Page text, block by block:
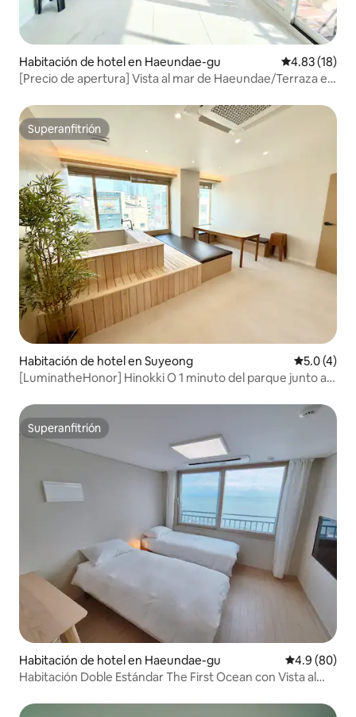
Habitación de hotel en Haeundae-gu Calificación
4.83 (18)
[Precio de apertura] Vista al mar de Haeundae/Terraza en
piscina/Vista frontal al mar
Superanfitrión
Superanfitrión
Habitación de hotel en Suyeong
5.0 (4)
[LuminatheHonor] Hinokki O 1 minuto del parque junto al
YouTube O Desinfección SESCO completada
Superanfitrión
Superanfitrión
Habitación de hotel en Haeundae-gu Calificación
4.9 (80)
Habitación Doble Estándar The First Ocean con Vista al